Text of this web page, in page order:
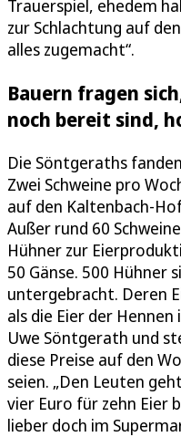
Trauerspiel, ehedem
zur Schlachtung auf
alles zugemacht“.
Bauern fragen
noch bereit sind,
Die Söntgeraths
Zwei Schweine pro
auf den Kaltenbach-
Außer rund 60
Hühner zur
50 Gänse. 500 Hühner
untergebracht. Deren
als die Eier der
Uwe Söntgerath und
diese Preise auf den
seien. „Den Leuten
vier Euro für zehn Eier
lieber doch im